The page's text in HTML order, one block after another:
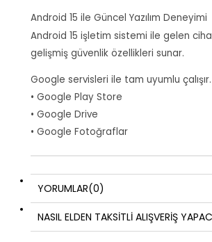
Android 15 ile Güncel Yazılım Deneyimi
Android 15 işletim sistemi ile gelen
gelişmiş güvenlik özellikleri sunar.
Google servisleri ile tam uyumlu çalışır.
• Google Play Store
• Google Drive
• Google Fotoğraflar
YORUMLAR(0)
NASIL ELDEN TAKSİTLİ ALIŞVERİŞ